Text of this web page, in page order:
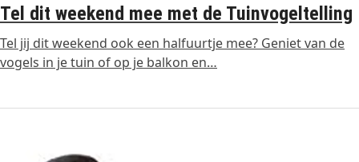
Tel dit weekend mee met de Tuinvogeltelling
Tel jij dit weekend ook een halfuurtje mee? Geniet van de
vogels in je tuin of op je balkon en…